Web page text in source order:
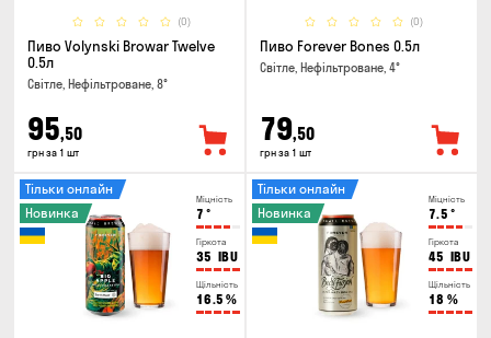
(0)
Пиво Volynski Browar Twelve
0.5л
Світле, Нефільтроване, 8°
95,50
грн за 1 шт
(0)
Пиво Forever Bones 0.5л
Світле, Нефільтроване, 4°
79,50
грн за 1 шт
Міцність
7 °
Гіркота
35 IBU
Щільність
16.5 %
Тільки онлайн
Новинка
Міцність
7.5 °
Гіркота
45 IBU
Щільність
18 %
Тільки онлайн
Новинка